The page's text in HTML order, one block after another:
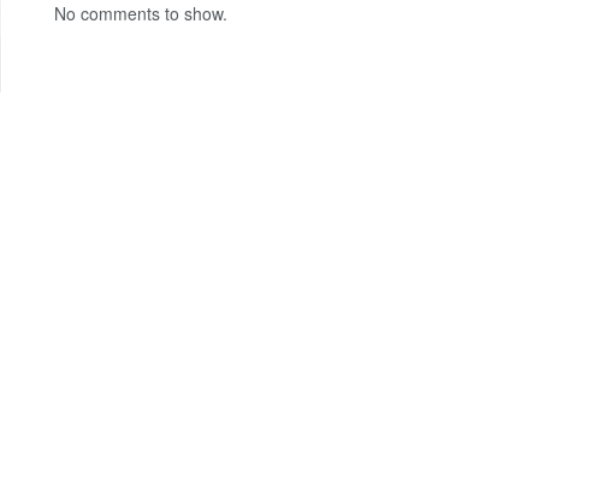
No comments to show.